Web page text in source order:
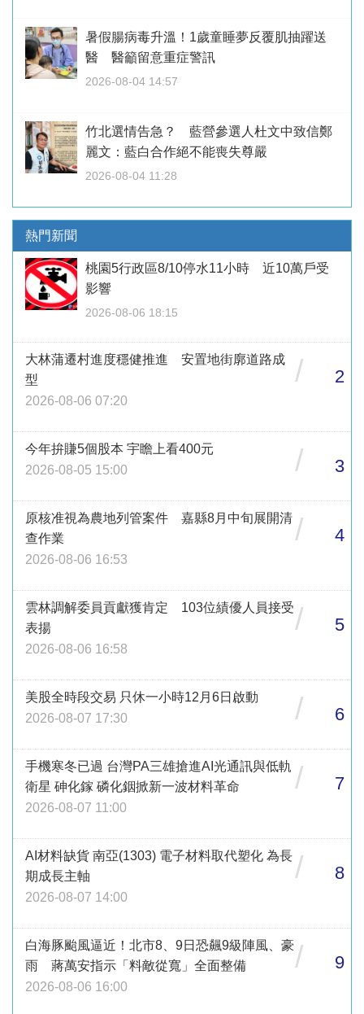
暑假腸病毒升溫！1歲童睡夢反覆肌抽躍送
醫 醫籲留意重症警訊
2026-08-04 14:57
竹北選情告急？ 藍營參選人杜文中致信鄭
麗文：藍白合作絕不能喪失尊嚴
2026-08-04 11:28
熱門新聞
桃園5行政區8/10停水11小時 近10萬戶受
影響
2026-08-06 18:15
大林蒲遷村進度穩健推進 安置地街廓道路成
型
2026-08-06 07:20
/ 2
今年拚賺5個股本 宇瞻上看400元
2026-08-05 15:00
/ 3
原核准視為農地列管案件 嘉縣8月中旬展開清
查作業
2026-08-06 16:53
/ 4
雲林調解委員貢獻獲肯定 103位績優人員接受
表揚
2026-08-06 16:58
/ 5
美股全時段交易 只休一小時12月6日啟動
2026-08-07 17:30
/ 6
手機寒冬已過 台灣PA三雄搶進AI光通訊與低軌
衛星 砷化鎵 磷化銦掀新一波材料革命
2026-08-07 11:00
/ 7
AI材料缺貨 南亞(1303) 電子材料取代塑化 為長
期成長主軸
2026-08-07 14:00
/ 8
白海豚颱風逼近！北市8、9日恐飆9級陣風、豪
雨 蔣萬安指示「料敵從寬」全面整備
2026-08-06 16:00
/ 9